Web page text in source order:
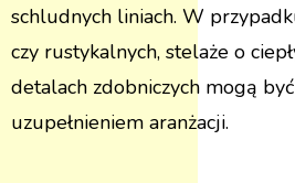
schludnych liniach. W
czy rustykalnych, stelaże o
detalach zdobniczych mogą
uzupełnieniem aranżacji.